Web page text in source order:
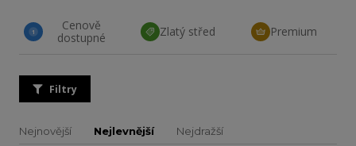
1
Cenově
dostupné
Zlatý střed Premium
Filtry
Nejnovější Nejlevnější Nejdražší